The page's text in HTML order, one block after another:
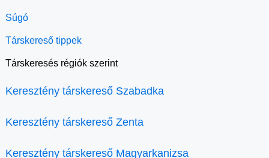
Súgó
Társkereső tippek
Társkeresés régiók szerint
Keresztény társkereső Szabadka
Keresztény társkereső Zenta
Keresztény társkereső Magyarkanizsa